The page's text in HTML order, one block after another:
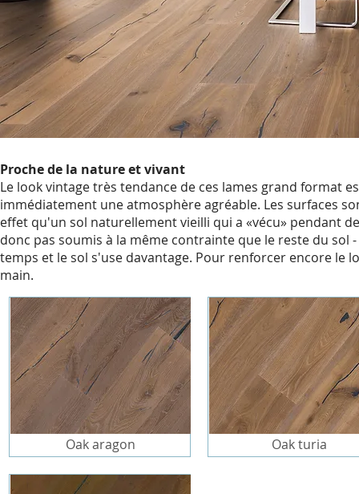
Proche de la nature et vivant
Le look vintage très tendance de ces lames grand format
immédiatement une atmosphère agréable. Les surfaces
effet qu'un sol naturellement vieilli qui a «vécu» pendant
donc pas soumis à la même contrainte que le reste du
temps et le sol s'use davantage. Pour renforcer encore le
main.
Oak aragon Oak turia